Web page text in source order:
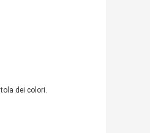
dei colori.